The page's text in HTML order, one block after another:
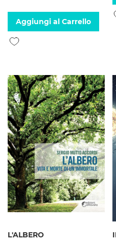
Aggiungi al Carrello
Aggiungi alla lista desideri
L'ALBERO